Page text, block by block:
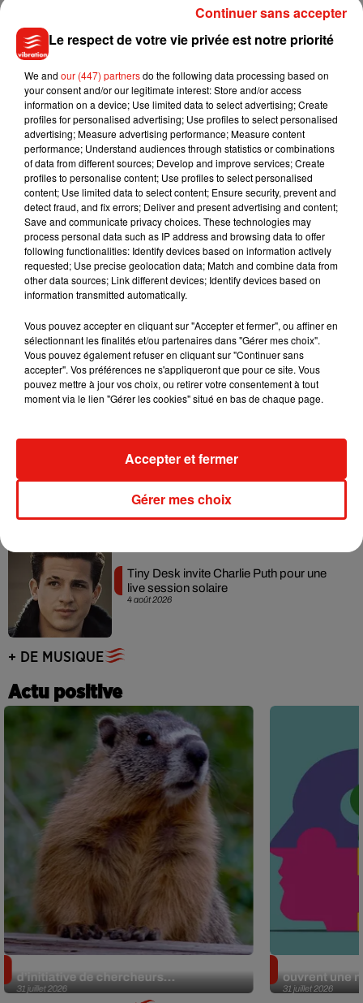
Julien Lieb s’essaye à la vie de chatelain
dans son nouveau clip
7 août 2026
Madonna sort enfin le remix de « Love
Sensation » avec Kylie Minogue
7 août 2026
Tayc et Didi B dévoilent le single le plus
dansant de l’année
7 août 2026
Angèle et Amélie Lens dévoilent leur
collaboration tant attendue
Benny Blanco invite Selena Gomez et
Becky G sur son nouveau single
4 août 2026
Tiny Desk invite Charlie Puth pour une
live session solaire
+ DE MUSIQUE
Actu positive
31 juillet 2026
d’initiative de chercheurs...
31 juillet 2026
ouvrent une
Le respect de votre vie privée est notre priorité
We and our (447) partnersdo the following data processing based on
your consent and/or our legitimate interest: Store and/or access
information on a device; Use limited data to select advertising; Create
profiles for personalised advertising; Use profiles to select personalised
advertising; Measure advertising performance; Measure content
performance; Understand audiences through statistics or combinations
of data from different sources; Develop and improve services; Create
profiles to personalise content; Use profiles to select personalised
content; Use limited data to select content; Ensure security, prevent and
detect fraud, and fix errors; Deliver and present advertising and content;
Save and communicate privacy choices. These technologies may
process personal data such as IP address and browsing data to offer
following functionalities: Identify devices based on information actively
requested; Use precise geolocation data; Match and combine data from
other data sources; Link different devices; Identify devices based on
information transmitted automatically.
Vous pouvez accepter en cliquant sur "Accepter et fermer", ou affiner en
sélectionnant les finalités et/ou partenaires dans "Gérer mes choix".
Vous pouvez également refuser en cliquant sur "Continuer sans
accepter". Vos préférences ne s'appliqueront que pour ce site. Vous
pouvez mettre à jour vos choix, ou retirer votre consentement à tout
moment via le lien "Gérer les cookies" situé en bas de chaque page.
Gérer mes choix
Accepter et fermer
Continuer sans accepter